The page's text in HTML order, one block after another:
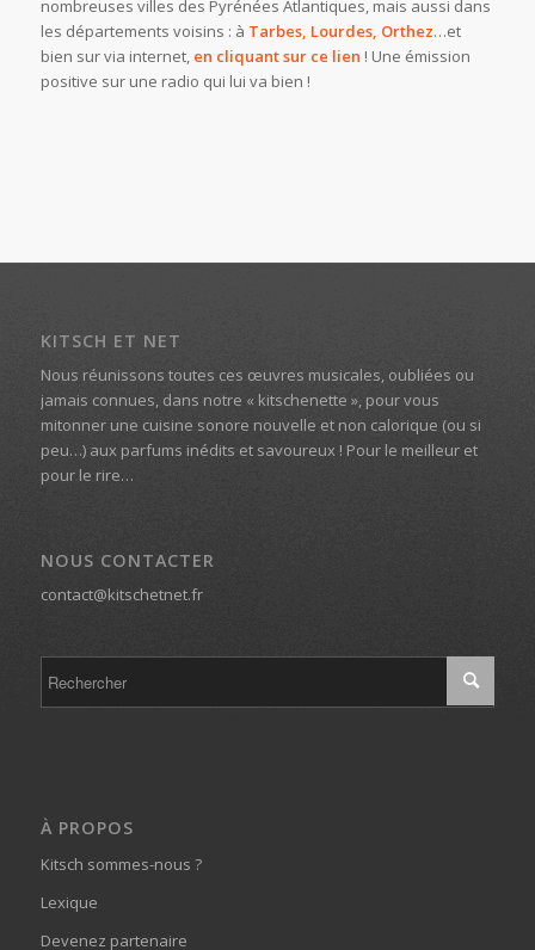
nombreuses villes des Pyrénées Atlantiques, mais aussi dans
les départements voisins : à Tarbes, Lourdes, Orthez…et
bien sur via internet, en cliquant sur ce lien ! Une émission
positive sur une radio qui lui va bien !
KITSCH ET NET
Nous réunissons toutes ces œuvres musicales, oubliées ou
jamais connues, dans notre « kitschenette », pour vous
mitonner une cuisine sonore nouvelle et non calorique (ou si
peu…) aux parfums inédits et savoureux ! Pour le meilleur et
pour le rire…
NOUS CONTACTER
contact@kitschetnet.fr
À PROPOS
Kitsch sommes-nous ?
Lexique
Devenez partenaire